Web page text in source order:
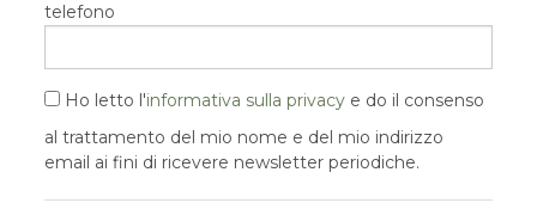
telefono
Ho letto l'informativa sulla privacy e do il consenso
al trattamento del mio nome e del mio indirizzo
email ai fini di ricevere newsletter periodiche.